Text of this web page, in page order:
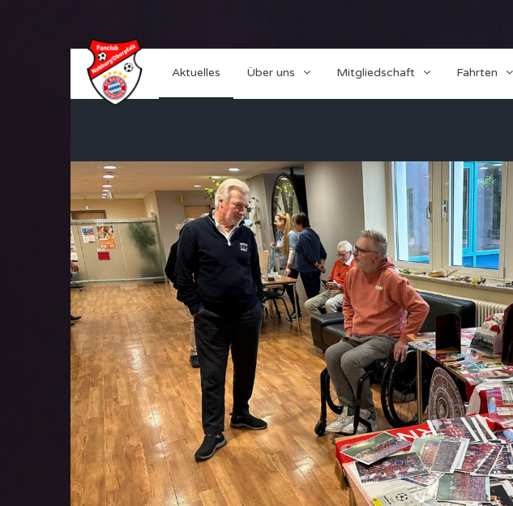
Aktuelles Über uns Mitgliedschaft Fahrten